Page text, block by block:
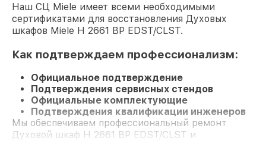
Наш СЦ Miele имеет всеми необходимыми
сертификатами для восстановления Духовых
шкафов Miele H 2661 BP EDST/CLST.
Как подтверждаем профессионализм:
Официальное подтверждение
Подтверждения сервисных стендов
Официальные комплектующие
Подтверждения квалификации инженеров
Мы обеспечиваем профессиональный ремонт
Духовой шкаф H 2661 BP EDST/CLST и